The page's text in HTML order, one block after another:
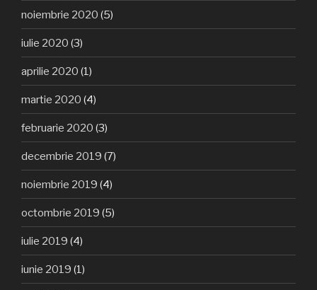
noiembrie 2020 (5)
iulie 2020 (3)
aprilie 2020 (1)
martie 2020 (4)
februarie 2020 (3)
decembrie 2019 (7)
noiembrie 2019 (4)
octombrie 2019 (5)
iulie 2019 (4)
iunie 2019 (1)